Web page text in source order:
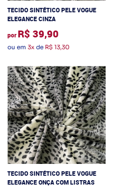
TECIDO SINTÉTICO PELE VOGUE
ELEGANCE CINZA
por R$ 39,90
ou em 3x de R$ 13,30
TECIDO SINTÉTICO PELE VOGUE
ELEGANCE ONÇA COM LISTRAS